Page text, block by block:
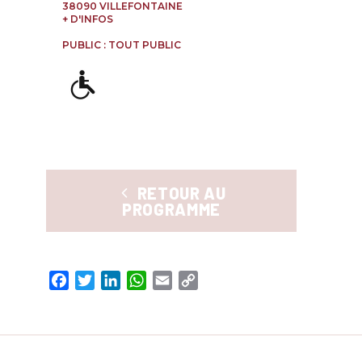
38090 VILLEFONTAINE
+ D'INFOS
PUBLIC : TOUT PUBLIC
RETOUR AU
PROGRAMME
Facebook
TwitterLinkedInWhatsApp
Email